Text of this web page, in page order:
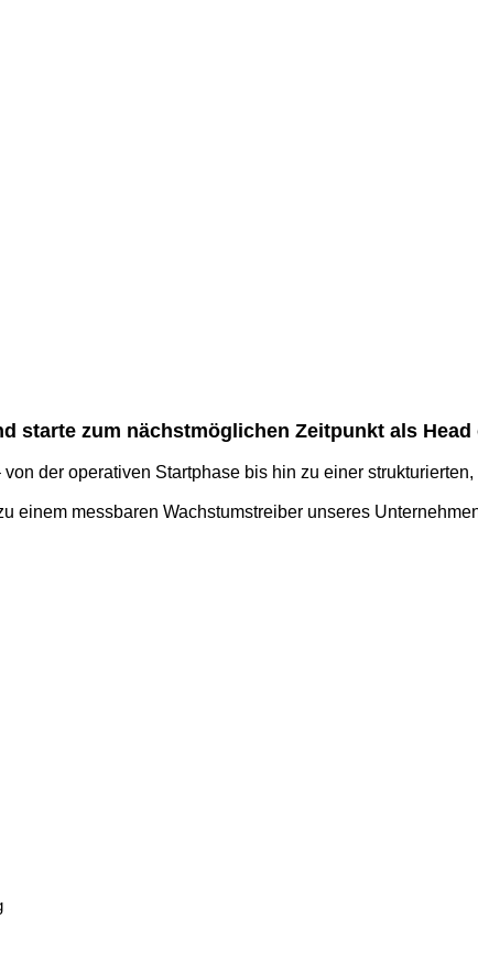
starte zum nächstmöglichen Zeitpunkt als
der operativen Startphase bis hin zu einer
einem messbaren Wachstumstreiber unseres